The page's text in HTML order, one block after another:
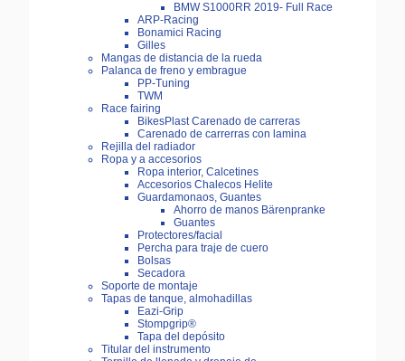
BMW S1000RR 2019- Full Race
ARP-Racing
Bonamici Racing
Gilles
Mangas de distancia de la rueda
Palanca de freno y embrague
PP-Tuning
TWM
Race fairing
BikesPlast Carenado de carreras
Carenado de carrerras con lamina
Rejilla del radiador
Ropa y a accesorios
Ropa interior, Calcetines
Accesorios Chalecos Helite
Guardamonaos, Guantes
Ahorro de manos Bärenpranke
Guantes
Protectores/facial
Percha para traje de cuero
Bolsas
Secadora
Soporte de montaje
Tapas de tanque, almohadillas
Eazi-Grip
Stompgrip®
Tapa del depósito
Titular del instrumento